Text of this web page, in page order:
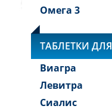
Омега 3
ТАБЛЕТКИ
Виагра
Левитра
Сиалис